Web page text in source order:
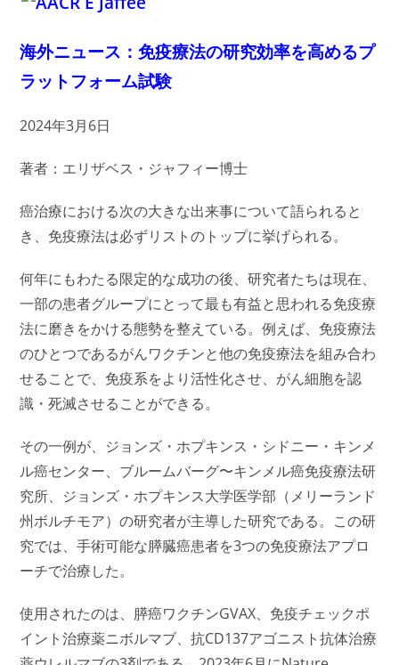
海外ニュース：免疫療法の研究効率を高めるプ
ラットフォーム試験
2024年3月6日
著者：エリザベス・ジャフィー博士
癌治療における次の大きな出来事について語られると
き、免疫療法は必ずリストのトップに挙げられる。
何年にもわたる限定的な成功の後、研究者たちは現在、
一部の患者グループにとって最も有益と思われる免疫療
法に磨きをかける態勢を整えている。例えば、免疫療法
のひとつであるがんワクチンと他の免疫療法を組み合わ
せることで、免疫系をより活性化させ、がん細胞を認
識・死滅させることができる。
その一例が、ジョンズ・ホプキンス・シドニー・キンメ
ル癌センター、ブルームバーグ〜キンメル癌免疫療法研
究所、ジョンズ・ホプキンス大学医学部（メリーランド
州ボルチモア）の研究者が主導した研究である。この研
究では、手術可能な膵臓癌患者を3つの免疫療法アプロ
ーチで治療した。
使用されたのは、膵癌ワクチンGVAX、免疫チェックポ
イント治療薬ニボルマブ、抗CD137アゴニスト抗体治療